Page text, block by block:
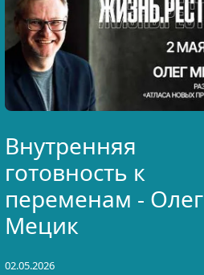
Внутренняя
готовность к
переменам - Олег
Мецик
02.05.2026